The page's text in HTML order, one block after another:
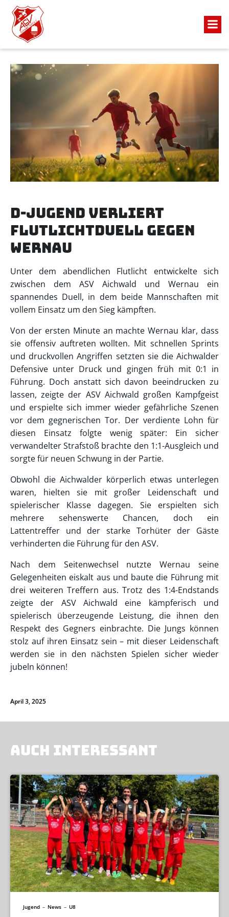
D-JUGEND VERLIERT
Flutlichtduell GEGEN
WERNAU
Unter dem abendlichen Flutlicht entwickelte sich
zwischen dem ASV Aichwald und Wernau ein
spannendes Duell, in dem beide Mannschaften mit
vollem Einsatz um den Sieg kämpften.
Von der ersten Minute an machte Wernau klar, dass
sie offensiv auftreten wollten. Mit schnellen Sprints
und druckvollen Angriffen setzten sie die Aichwalder
Defensive unter Druck und gingen früh mit 0:1 in
Führung. Doch anstatt sich davon beeindrucken zu
lassen, zeigte der ASV Aichwald großen Kampfgeist
und erspielte sich immer wieder gefährliche Szenen
vor dem gegnerischen Tor. Der verdiente Lohn für
diesen Einsatz folgte wenig später: Ein sicher
verwandelter Strafstoß brachte den 1:1-Ausgleich und
sorgte für neuen Schwung in der Partie.
Obwohl die Aichwalder körperlich etwas unterlegen
waren, hielten sie mit großer Leidenschaft und
spielerischer Klasse dagegen. Sie erspielten sich
mehrere sehenswerte Chancen, doch ein
Lattentreffer und der starke Torhüter der Gäste
verhinderten die Führung für den ASV.
Nach dem Seitenwechsel nutzte Wernau seine
Gelegenheiten eiskalt aus und baute die Führung mit
drei weiteren Treffern aus. Trotz des 1:4-Endstands
zeigte der ASV Aichwald eine kämpferisch und
spielerisch überzeugende Leistung, die ihnen den
Respekt des Gegners einbrachte. Die Jungs können
stolz auf ihren Einsatz sein – mit dieser Leidenschaft
werden sie in den nächsten Spielen sicher wieder
jubeln können!
April 3, 2025
AUCH INTERESSANT
Jugend – News – U8